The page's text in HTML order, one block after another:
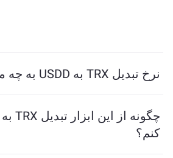
نرخ تبدیل TRX به USDD به چه معناست؟
دریافت خواهید کرد. این نرخ براساس
تقاضا،
کنم؟